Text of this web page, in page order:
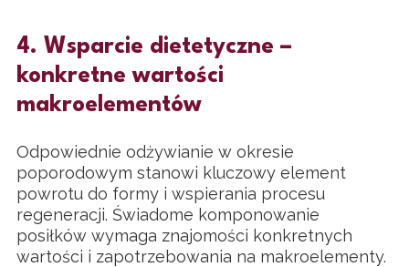
4. Wsparcie dietetyczne –
konkretne wartości
makroelementów
Odpowiednie odżywianie w okresie
poporodowym stanowi kluczowy element
powrotu do formy i wspierania procesu
regeneracji. Świadome komponowanie
posiłków wymaga znajomości konkretnych
wartości i zapotrzebowania na makroelementy.